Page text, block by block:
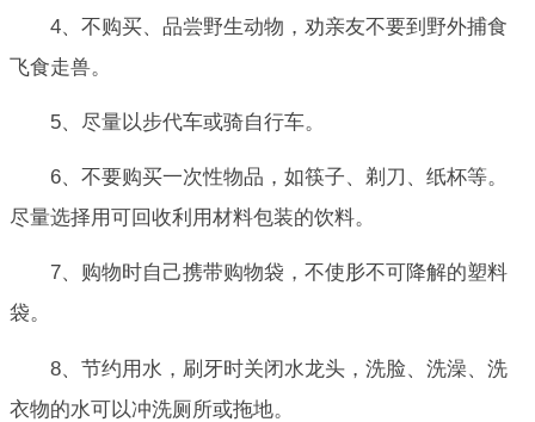
4、不购买、品尝野生动物，劝亲友不要到野外捕食
飞食走兽。
5、尽量以步代车或骑自行车。
6、不要购买一次性物品，如筷子、剃刀、纸杯等。
尽量选择用可回收利用材料包装的饮料。
7、购物时自己携带购物袋，不使肜不可降解的塑料
袋。
8、节约用水，刷牙时关闭水龙头，洗脸、洗澡、洗
衣物的水可以冲洗厕所或拖地。